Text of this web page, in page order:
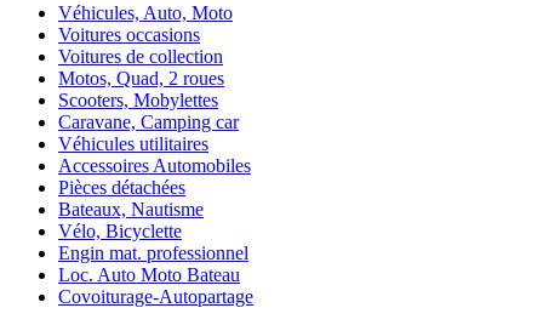
Véhicules, Auto, Moto
Voitures occasions
Voitures de collection
Motos, Quad, 2 roues
Scooters, Mobylettes
Caravane, Camping car
Véhicules utilitaires
Accessoires Automobiles
Pièces détachées
Bateaux, Nautisme
Vélo, Bicyclette
Engin mat. professionnel
Loc. Auto Moto Bateau
Covoiturage-Autopartage